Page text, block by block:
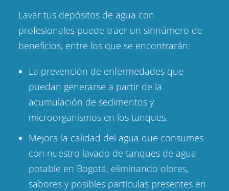
Lavar tus depósitos de agua con
profesionales puede traer un sinnúmero de
beneficios, entre los que se encontrarán:
La prevención de enfermedades que
puedan generarse a partir de la
acumulación de sedimentos y
microorganismos en los tanques.
Mejora la calidad del agua que consumes
con nuestro lavado de tanques de agua
potable en Bogotá, eliminando olores,
sabores y posibles partículas presentes en